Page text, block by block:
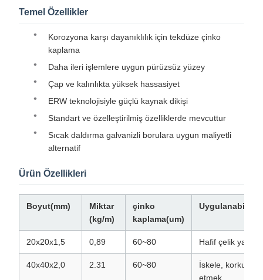
Temel Özellikler
Korozyona karşı dayanıklılık için tekdüze çinko
kaplama
Daha ileri işlemlere uygun pürüzsüz yüzey
Çap ve kalınlıkta yüksek hassasiyet
ERW teknolojisiyle güçlü kaynak dikişi
Standart ve özelleştirilmiş özelliklerde mevcuttur
Sıcak daldırma galvanizli borulara uygun maliyetli
alternatif
Ürün Özellikleri
Boyut(mm)
Miktar
(kg/m)
çinko
kaplama(um)
Uygulanabilir
20x20x1,5 0,89 60~80 Hafif çelik
40x40x2,0 2.31 60~80
İskele, korkuluk
etmek